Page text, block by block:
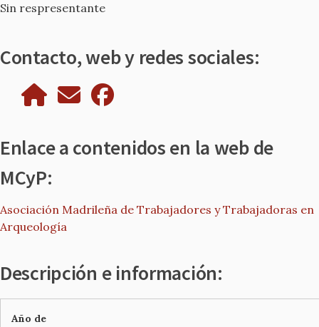
Sin respresentante
Contacto, web y redes sociales:
Enlace a contenidos en la web de
MCyP:
Asociación Madrileña de Trabajadores y Trabajadoras en
Arqueología
Descripción e información:
Año de